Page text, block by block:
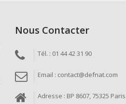
Nous Contacter
Tél. : 01 44 42 31 90
Email : contact@defnat.com
Adresse : BP 8607, 75325